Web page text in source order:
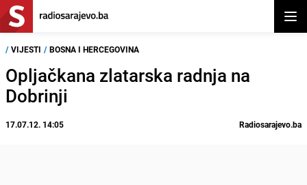
/ VIJESTI / BOSNA I HERCEGOVINA
Opljačkana zlatarska radnja na
Dobrinji
17.07.12. 14:05 Radiosarajevo.ba